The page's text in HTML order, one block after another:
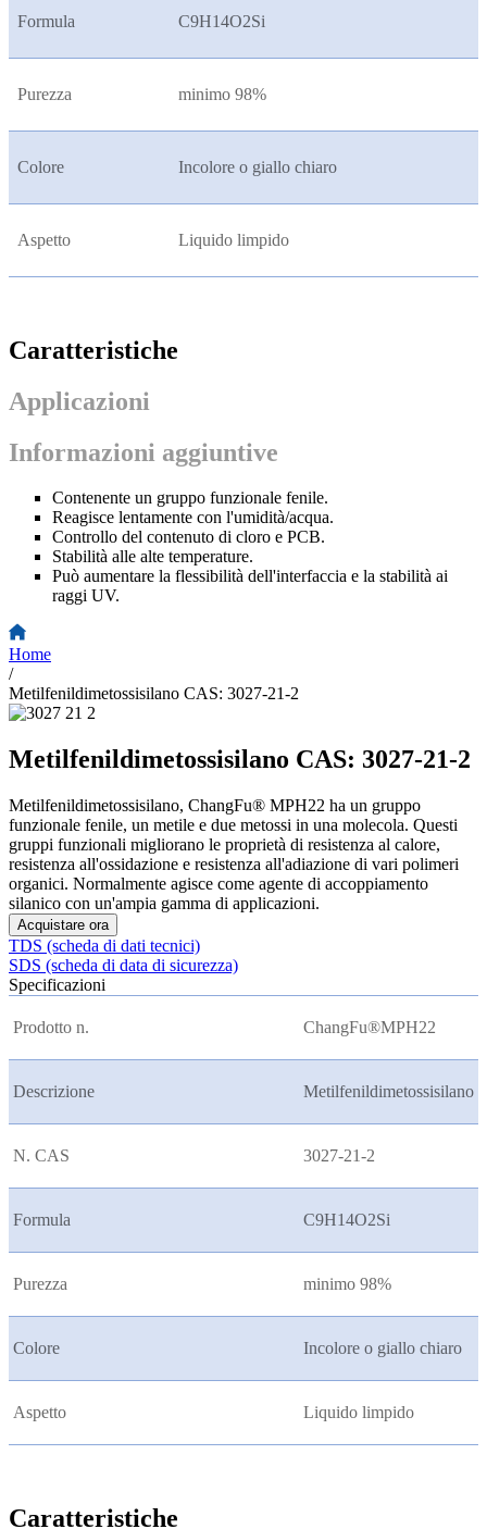
Formula C9H14O2Si
Purezza minimo 98%
Colore Incolore o giallo chiaro
Aspetto Liquido limpido
Caratteristiche
Applicazioni
Informazioni aggiuntive
Contenente un gruppo funzionale fenile.
Reagisce lentamente con l'umidità/acqua.
Controllo del contenuto di cloro e PCB.
Stabilità alle alte temperature.
Può aumentare la flessibilità dell'interfaccia e la stabilità ai
raggi UV.
Home
/
Metilfenildimetossisilano CAS: 3027-21-2
Metilfenildimetossisilano CAS: 3027-21-2
Metilfenildimetossisilano, ChangFu® MPH22 ha un gruppo
funzionale fenile, un metile e due metossi in una molecola. Questi
gruppi funzionali migliorano le proprietà di resistenza al calore,
resistenza all'ossidazione e resistenza all'adiazione di vari polimeri
organici. Normalmente agisce come agente di accoppiamento
silanico con un'ampia gamma di applicazioni.
Acquistare ora
TDS (scheda di dati tecnici)
SDS (scheda di data di sicurezza)
Specificazioni
Prodotto n. ChangFu®MPH22
Descrizione Metilfenildimetossisilano
N. CAS 3027-21-2
Formula C9H14O2Si
Purezza minimo 98%
Colore Incolore o giallo chiaro
Aspetto Liquido limpido
Caratteristiche